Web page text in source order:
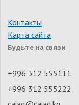
Контакты
Карта сайта
Будьте на связи
+996 312 555111
+996 312 555222